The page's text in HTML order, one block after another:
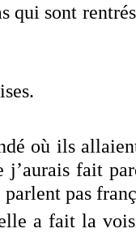
qui sont
où ils
j’aurais fait
parlent pas
a fait la